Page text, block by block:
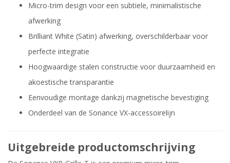
Micro-trim design voor een subtiele, minimalistische
afwerking
Brilliant White (Satin) afwerking, overschilderbaar voor
perfecte integratie
Hoogwaardige stalen constructie voor duurzaamheid en
akoestische transparantie
Eenvoudige montage dankzij magnetische bevestiging
Onderdeel van de Sonance VX-accessoirelijn
Uitgebreide productomschrijving